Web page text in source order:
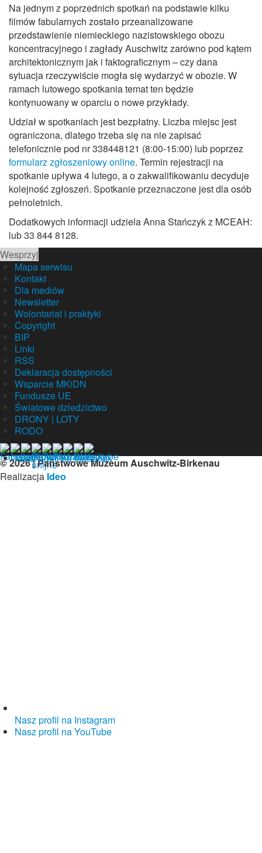
Na jednym z poprzednich spotkań na podstawie kilku
filmów fabularnych zostało przeanalizowane
przedstawienie niemieckiego nazistowskiego obozu
koncentracyjnego i zagłady Auschwitz zarówno pod kątem
architektonicznym jak i faktograficznym – czy dana
sytuacja rzeczywiście mogła się wydarzyć w obozie. W
ramach lutowego spotkania temat ten będzie
kontynuowany w oparciu o nowe przykłady.
Udział w spotkaniach jest bezpłatny. Liczba miejsc jest
ograniczona, dlatego trzeba się na nie zapisać
telefonicznie pod nr 338448121 (8:00-15:00) lub poprzez
formularz zgłoszeniowy online. Termin rejestracji na
spotkanie upływa 4 lutego, a o zakwalifikowaniu decyduje
kolejność zgłoszeń. Spotkanie przeznaczone jest dla osób
pełnoletnich.
Dodatkowych informacji udziela Anna Stańczyk z MCEAH:
lub 33 844 8128.
Wesprzyj
Mapa serwisu
Kontakt
Dla mediów
Newsletter
Wolontariat i praktyki
Copyright
BIP
Linki
RSS
Deklaracja dostępności
Wsparcie MKiDN
Fundusze UE
Światowe dziedzictwo
DRONY | LOTY
RODO
© 2026 | Państwowe Muzeum Auschwitz-Birkenau
Realizacja Ideo
Nasz profil na facebook
Nasz profil na Instagram
Nasz profil na YouTube